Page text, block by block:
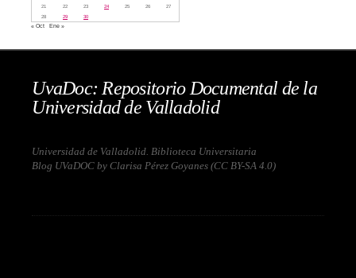
21
22 23 24 25 26
27
28
29 30
« Oct Ene »
UvaDoc: Repositorio Documental de la
Universidad de Valladolid
Universidad de Valladolid. Biblioteca Universitaria
Blog UVaDOC by Clarisa Pérez Goyanes (CC BY-SA 4.0)